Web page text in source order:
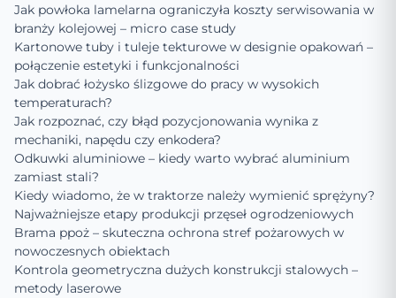
Jak powłoka lamelarna ograniczyła koszty serwisowania w
branży kolejowej – micro case study
Kartonowe tuby i tuleje tekturowe w designie opakowań –
połączenie estetyki i funkcjonalności
Jak dobrać łożysko ślizgowe do pracy w wysokich
temperaturach?
Jak rozpoznać, czy błąd pozycjonowania wynika z
mechaniki, napędu czy enkodera?
Odkuwki aluminiowe – kiedy warto wybrać aluminium
zamiast stali?
Kiedy wiadomo, że w traktorze należy wymienić sprężyny?
Najważniejsze etapy produkcji przęseł ogrodzeniowych
Brama ppoż – skuteczna ochrona stref pożarowych w
nowoczesnych obiektach
Kontrola geometryczna dużych konstrukcji stalowych –
metody laserowe